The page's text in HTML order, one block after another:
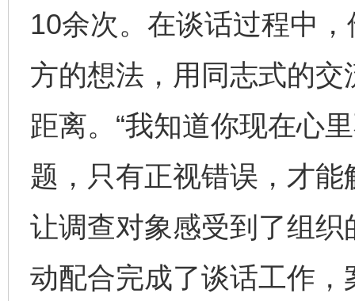
10余次。在谈话过程中
方的想法，用同志式的
距离。“我知道你现在心
题，只有正视错误，才能
让调查对象感受到了组
动配合完成了谈话工作